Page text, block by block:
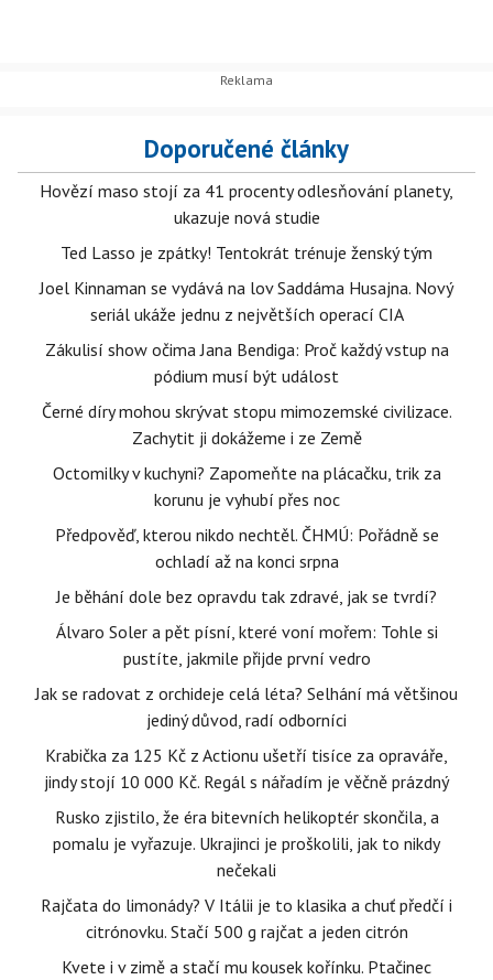
Doporučené články
Hovězí maso stojí za 41 procenty odlesňování planety,
ukazuje nová studie
Ted Lasso je zpátky! Tentokrát trénuje ženský tým
Joel Kinnaman se vydává na lov Saddáma Husajna. Nový
seriál ukáže jednu z největších operací CIA
Zákulisí show očima Jana Bendiga: Proč každý vstup na
pódium musí být událost
Černé díry mohou skrývat stopu mimozemské civilizace.
Zachytit ji dokážeme i ze Země
Octomilky v kuchyni? Zapomeňte na plácačku, trik za
korunu je vyhubí přes noc
Předpověď, kterou nikdo nechtěl. ČHMÚ: Pořádně se
ochladí až na konci srpna
Je běhání dole bez opravdu tak zdravé, jak se tvrdí?
Álvaro Soler a pět písní, které voní mořem: Tohle si
pustíte, jakmile přijde první vedro
Jak se radovat z orchideje celá léta? Selhání má většinou
jediný důvod, radí odborníci
Krabička za 125 Kč z Actionu ušetří tisíce za opraváře,
jindy stojí 10 000 Kč. Regál s nářadím je věčně prázdný
Rusko zjistilo, že éra bitevních helikoptér skončila, a
pomalu je vyřazuje. Ukrajinci je proškolili, jak to nikdy
nečekali
Rajčata do limonády? V Itálii je to klasika a chuť předčí i
citrónovku. Stačí 500 g rajčat a jeden citrón
Kvete i v zimě a stačí mu kousek kořínku. Ptačinec